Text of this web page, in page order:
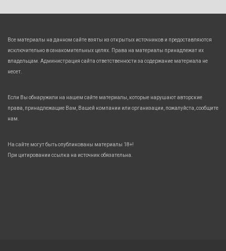
Все материалы на данном сайте взяты из открытых источников и предоставляются
исключительно в ознакомительных целях. Права на материалы принадлежат их
владельцам. Администрация сайта ответственности за содержание материала не
несет.
Если Вы обнаружили на нашем сайте материалы, которые нарушают авторские
права, принадлежащие Вам, Вашей компании или организации, пожалуйста, сообщите
нам.
На сайте могут быть опубликованы материалы 18+!
При цитировании ссылка на источник обязательна.